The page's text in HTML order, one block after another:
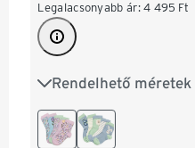
Legalacsonyabb ár: 4 495 Ft
Rendelhető méretek
23-26 27-30 31-34